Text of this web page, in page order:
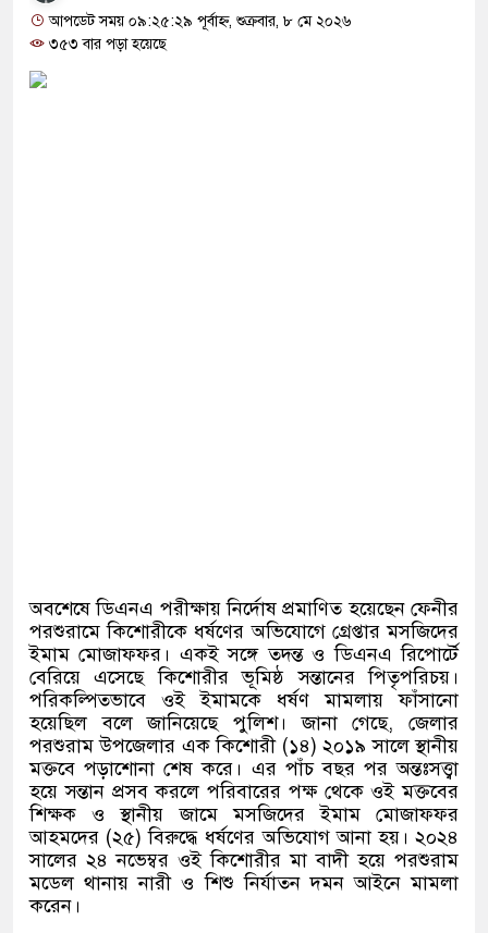
৫ ভবিষ্যদ্বাণী, মিলে গেছে ২টি
প্রকাশ কাল, দেখবেন যেভাবে
আপডেট সময় ০৯:২৫:২৯ পূর্বাহ্ন, শুক্রবার, ৮ মে ২০২৬
৩৫৩ বার পড়া হয়েছে
অবশেষে ডিএনএ পরীক্ষায় নির্দোষ প্রমাণিত হয়েছেন ফেনীর
পরশুরামে কিশোরীকে ধর্ষণের অভিযোগে গ্রেপ্তার মসজিদের
ইমাম মোজাফফর। একই সঙ্গে তদন্ত ও ডিএনএ রিপোর্টে
বেরিয়ে এসেছে কিশোরীর ভূমিষ্ঠ সন্তানের পিতৃপরিচয়।
পরিকল্পিতভাবে ওই ইমামকে ধর্ষণ মামলায় ফাঁসানো
হয়েছিল বলে জানিয়েছে পুলিশ। জানা গেছে,জেলার
পরশুরাম উপজেলার এক কিশোরী(১৪)২০১৯ সালে স্থানীয়
মক্তবে পড়াশোনা শেষ করে। এর পাঁচ বছর পর অন্তঃসত্ত্বা
হয়ে সন্তান প্রসব করলে পরিবারের পক্ষ থেকে ওই মক্তবের
শিক্ষক ও স্থানীয় জামে মসজিদের ইমাম মোজাফফর
আহমদের (২৫)বিরুদ্ধে ধর্ষণের অভিযোগ আনা হয়। ২০২৪
সালের ২৪ নভেম্বর ওই কিশোরীর মা বাদী হয়ে পরশুরাম
মডেল থানায় নারী ও শিশু নির্যাতন দমন আইনে মামলা
করেন।